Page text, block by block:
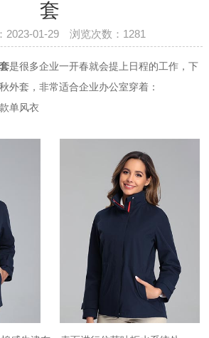
套
2023-01-29 浏览次数： 1281
是很多企业一开春就会提上日程的工作，下
外套，非常适合企业办公室穿着：
单风衣